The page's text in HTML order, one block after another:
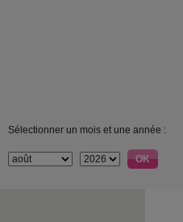
Sélectionner un mois et une année :